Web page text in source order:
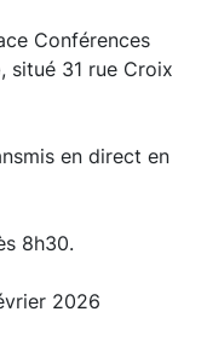
Conférences
, situé 31 rue Croix
en direct en
8h30.
2026